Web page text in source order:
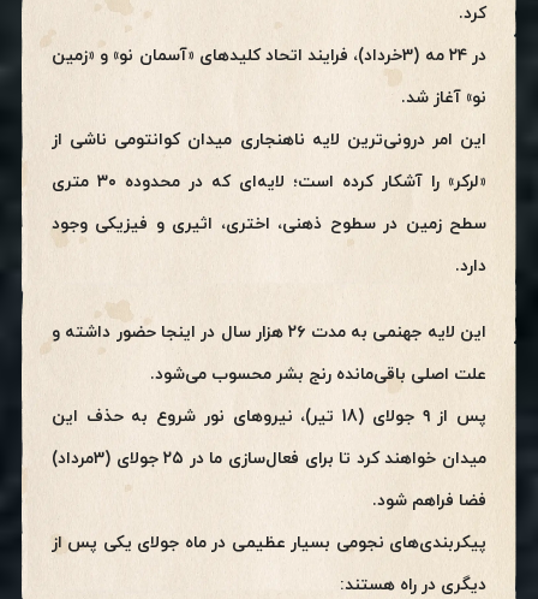
کرد.
در ۲۴ مه (3خرداد)، فرایند اتحاد کلیدهای «آسمان نو» و «زمین
نو» آغاز شد.
این امر درونی‌ترین لایه ناهنجاری میدان کوانتومی ناشی از
«لرکر» را آشکار کرده است؛ لایه‌ای که در محدوده ۳۰ متری
سطح زمین در سطوح ذهنی، اختری، اثیری و فیزیکی وجود
دارد.
این لایه جهنمی به مدت ۲۶ هزار سال در اینجا حضور داشته و
علت اصلی باقی‌مانده رنج بشر محسوب می‌شود.
پس از ۹ جولای (18 تیر)، نیروهای نور شروع به حذف این
میدان خواهند کرد تا برای فعال‌سازی ما در ۲۵ جولای (3مرداد)
فضا فراهم شود.
پیکربندی‌های نجومی بسیار عظیمی در ماه جولای یکی پس از
دیگری در راه هستند: